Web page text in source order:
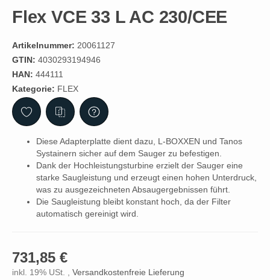
Flex VCE 33 L AC 230/CEE
Artikelnummer: 20061127
GTIN: 4030293194946
HAN: 444111
Kategorie: FLEX
Diese Adapterplatte dient dazu, L-BOXXEN und Tanos
Systainern sicher auf dem Sauger zu befestigen.
Dank der Hochleistungsturbine erzielt der Sauger eine
starke Saugleistung und erzeugt einen hohen Unterdruck,
was zu ausgezeichneten Absaugergebnissen führt.
Die Saugleistung bleibt konstant hoch, da der Filter
automatisch gereinigt wird.
731,85 €
inkl. 19% USt. , Versandkostenfreie Lieferung